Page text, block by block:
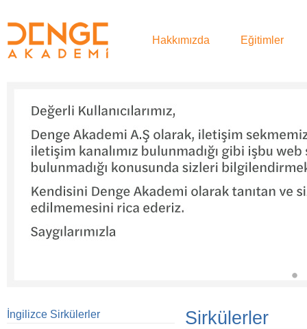
Hakkımızda Eğitimler
İngilizce Sirkülerler Sirkülerler